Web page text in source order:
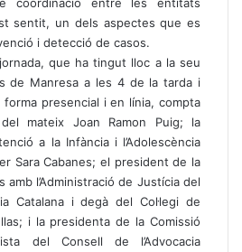
sentit, un dels aspectes que es
i detecció de casos.
que ha tingut lloc a la seu
de Manresa a les 4 de la tarda i
presencial i en línia, compta
mateix Joan Ramon Puig; la
a la Infància i l’Adolescència
Sara Cabanes; el president de la
amb l’Administració de Justícia del
Catalana i degà del Col·legi de
i la presidenta de la Comissió
del Consell de l’Advocacia